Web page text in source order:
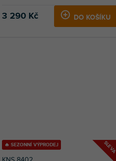
3 290 Kč DO KOŠÍKU
SLEVA
🔥 SEZONNÍ VÝPRODEJ